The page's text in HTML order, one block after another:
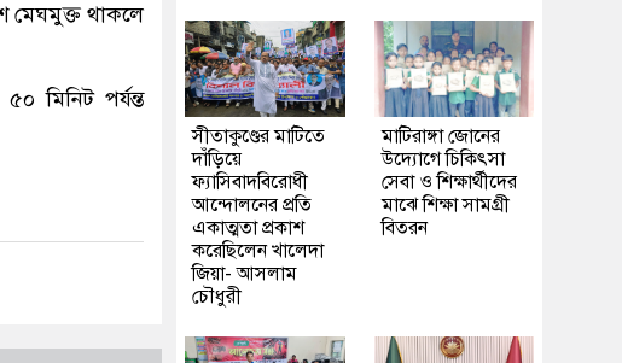
মেঘমুক্ত থাকলে
মিনিট পর্যন্ত
সীতাকুণ্ডের মাটিতে
দাঁড়িয়ে
ফ্যাসিবাদবিরোধী
আন্দোলনের প্রতি
একাত্মতা প্রকাশ
করেছিলেন খালেদা
জিয়া- আসলাম
চৌধুরী
মাটিরাঙ্গা জোনের
উদ্যোগে চিকিৎসা
সেবা ও শিক্ষার্থীদের
মাঝে শিক্ষা সামগ্রী
বিতরন